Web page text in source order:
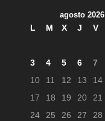
agosto 2026
L M X J V
3
4 5 6 7
10
11 12 13 14
17
18 19 20 21
24
25 26 27 28